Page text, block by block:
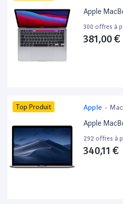
Apple
300 offres à
381,00 €
Top Produit Apple -
Apple
292 offres à
340,11 €